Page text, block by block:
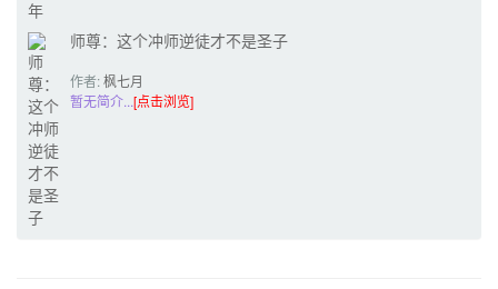
师尊：这个冲师逆徒才不是圣子
作者:枫七月
（原著）+原点
暂无简介...[点击浏览]